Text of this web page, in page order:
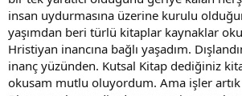
t
a
n
r
i
h
i
insan uydurmasına üzerine kurulu
yaşımdan beri türlü kitaplar kaynaklar
Hristiyan inancına bağlı yaşadım.
inanç yüzünden. Kutsal Kitap dediğiniz
okusam mutlu oluyordum. Ama işler artık